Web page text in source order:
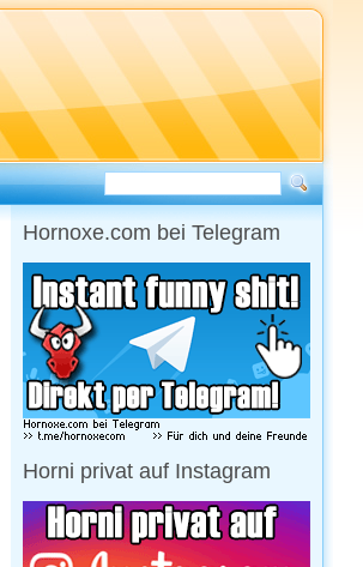
Hornoxe.com bei Telegram
Horni privat auf Instagram